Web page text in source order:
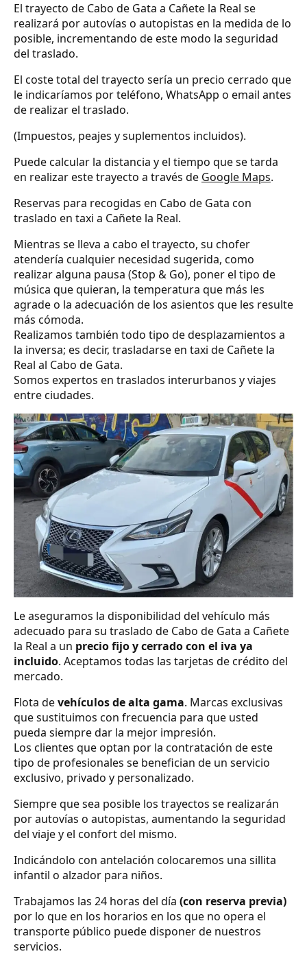
El trayecto de Cabo de Gata a Cañete la Real se
realizará por autovías o autopistas en la medida de lo
posible, incrementando de este modo la seguridad
del traslado.
El coste total del trayecto sería un precio cerrado que
le indicaríamos por teléfono, WhatsApp o email antes
de realizar el traslado.
(Impuestos, peajes y suplementos incluidos).
Puede calcular la distancia y el tiempo que se tarda
en realizar este trayecto a través de Google Maps.
Reservas para recogidas en Cabo de Gata con
traslado en taxi a Cañete la Real.
Mientras se lleva a cabo el trayecto, su chofer
atendería cualquier necesidad sugerida, como
realizar alguna pausa (Stop & Go), poner el tipo de
música que quieran, la temperatura que más les
agrade o la adecuación de los asientos que les resulte
más cómoda.
Realizamos también todo tipo de desplazamientos a
la inversa; es decir, trasladarse en taxi de Cañete la
Real al Cabo de Gata.
Somos expertos en traslados interurbanos y viajes
entre ciudades.
Le aseguramos la disponibilidad del vehículo más
adecuado para su traslado de Cabo de Gata a Cañete
la Real a un precio fijo y cerrado con el iva ya
incluido. Aceptamos todas las tarjetas de crédito del
mercado.
Flota devehículos de alta gama. Marcas exclusivas
que sustituimos con frecuencia para que usted
pueda siempre dar la mejor impresión.
Los clientes que optan por la contratación de este
tipo de profesionales se benefician de un servicio
exclusivo, privado y personalizado.
Siempre que sea posible los trayectos se realizarán
por autovías o autopistas, aumentando la seguridad
del viaje y el confort del mismo.
Indicándolo con antelación colocaremos una sillita
infantil o alzador para niños.
Trabajamos las 24 horas del día (con reserva previa)
por lo que en los horarios en los que no opera el
transporte público puede disponer de nuestros
servicios.